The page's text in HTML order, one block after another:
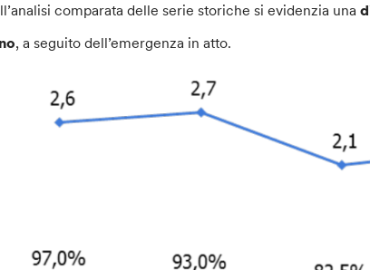
comparata delle serie storiche si evidenzia una
, a seguito dell’emergenza in atto.